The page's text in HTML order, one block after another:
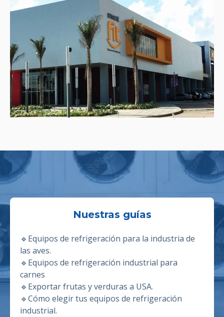
Nuestras guías
🔹 Equipos de refrigeración para la industria de
las aves.
🔹Equipos de refrigeración industrial para
carnes
🔹 Exportar frutas y verduras a USA.
🔹Cómo elegir tus equipos de refrigeración
industrial.